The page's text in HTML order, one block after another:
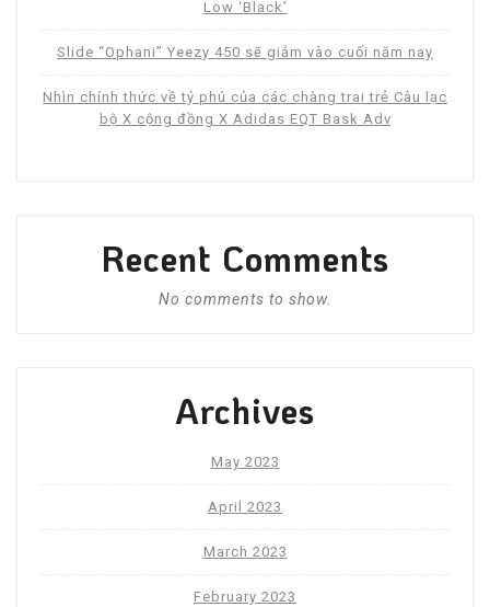
Low ‘Black’
Slide “Ophani” Yeezy 450 sẽ giảm vào cuối năm nay
Nhìn chính thức về tỷ phú của các chàng trai trẻ Câu lạc
bộ X cộng đồng X Adidas EQT Bask Adv
Recent Comments
No comments to show.
Archives
May 2023
April 2023
March 2023
February 2023